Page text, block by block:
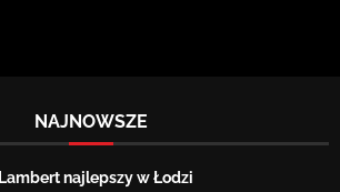
NAJNOWSZE
Lambert najlepszy w Łodzi